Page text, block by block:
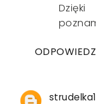
ODPOWIEDZ